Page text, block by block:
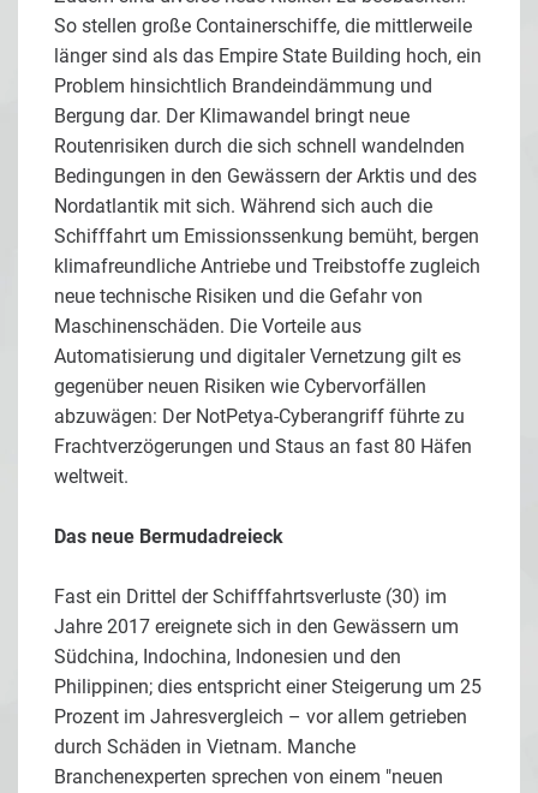
So stellen große Containerschiffe, die mittlerweile
länger sind als das Empire State Building hoch, ein
Problem hinsichtlich Brandeindämmung und
Bergung dar. Der Klimawandel bringt neue
Routenrisiken durch die sich schnell wandelnden
Bedingungen in den Gewässern der Arktis und des
Nordatlantik mit sich. Während sich auch die
Schifffahrt um Emissionssenkung bemüht, bergen
klimafreundliche Antriebe und Treibstoffe zugleich
neue technische Risiken und die Gefahr von
Maschinenschäden. Die Vorteile aus
Automatisierung und digitaler Vernetzung gilt es
gegenüber neuen Risiken wie Cybervorfällen
abzuwägen: Der NotPetya-Cyberangriff führte zu
Frachtverzögerungen und Staus an fast 80 Häfen
weltweit.
Das neue Bermudadreieck
Fast ein Drittel der Schifffahrtsverluste (30) im
Jahre 2017 ereignete sich in den Gewässern um
Südchina, Indochina, Indonesien und den
Philippinen; dies entspricht einer Steigerung um 25
Prozent im Jahresvergleich – vor allem getrieben
durch Schäden in Vietnam. Manche
Branchenexperten sprechen von einem "neuen